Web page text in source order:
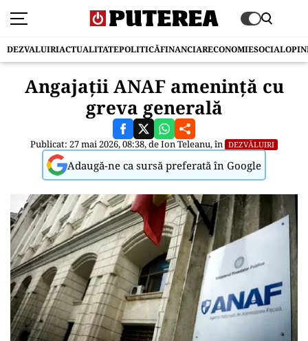
DEZVALUIRIACTUALITATEPOLITICĂFINANCIARECONOMIESOCIAL
Angajații ANAF amenință cu
greva generală
Publicat: 27 mai 2026, 08:38, deIon Teleanu, în DEZVĂLUIRI
Adaugă-ne ca sursă preferată în Google